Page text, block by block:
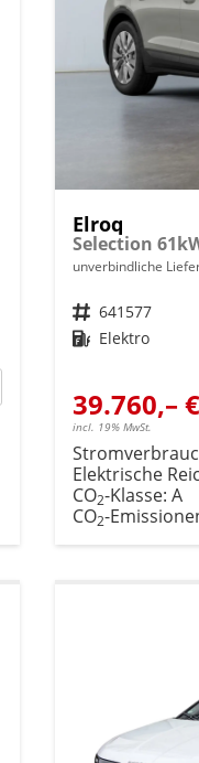
Elroq
Selection
unverbindliche
Fahrzeugnr. 641577
Kraftstoff Elektro
39.760,– €
incl. 19% MwSt.
Elektrische
CO2-Klasse: A
CO2-